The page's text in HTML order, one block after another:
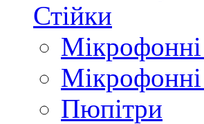
Стійки
Мікрофонні
Мікрофонні
Пюпітри